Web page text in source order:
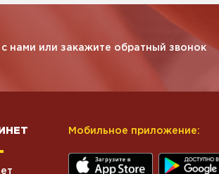
нами или закажите обратный звонок
Мобильное приложение: